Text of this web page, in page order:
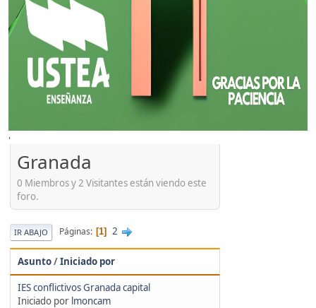
'
Granada
0 Miembros y 2 Visitantes están viendo este
foro.
IR ABAJO Páginas 1 2
Asunto/Iniciado por
IES conflictivos Granada capital
Iniciado por lmoncam